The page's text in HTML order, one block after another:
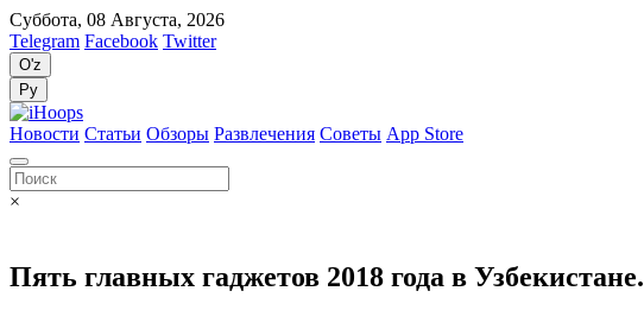
Суббота, 08 Августа, 2026
Telegram Facebook Twitter
O'z
Ру
Новости Статьи Обзоры Развлечения Советы App Store
×
Пять главных гаджетов 2018 года в Узбекистане.